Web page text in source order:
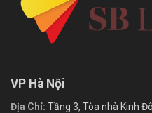
VP Hà Nội
Địa Chỉ: Tầng 3, Tòa nhà Kinh